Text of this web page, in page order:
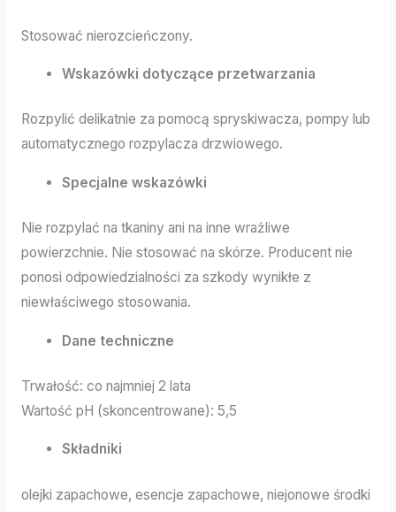
Stosować nierozcieńczony.
Wskazówki dotyczące przetwarzania
Rozpylić delikatnie za pomocą spryskiwacza, pompy lub
automatycznego rozpylacza drzwiowego.
Specjalne wskazówki
Nie rozpylać na tkaniny ani na inne wrażliwe
powierzchnie. Nie stosować na skórze. Producent nie
ponosi odpowiedzialności za szkody wynikłe z
niewłaściwego stosowania.
Dane techniczne
Trwałość: co najmniej 2 lata
Wartość pH (skoncentrowane): 5,5
Składniki
olejki zapachowe, esencje zapachowe, niejonowe środki